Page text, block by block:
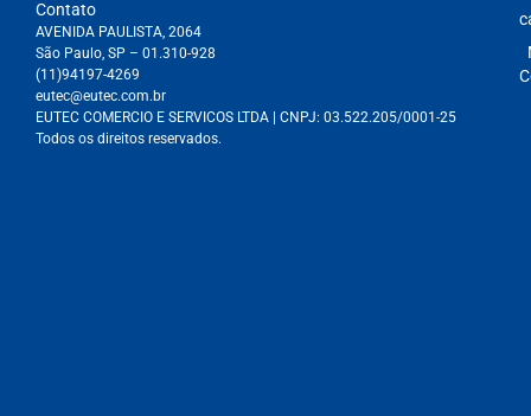
Contato
AVENIDA PAULISTA, 2064
São Paulo, SP – 01.310-928
(11)94197-4269
eutec@eutec.com.br
EUTEC COMERCIO E SERVICOS LTDA | CNPJ: 03.522.205/0001-25
Todos os direitos reservados.